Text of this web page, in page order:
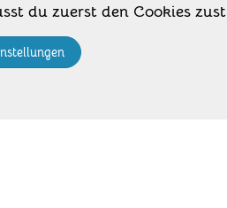
du zuerst den Cookies